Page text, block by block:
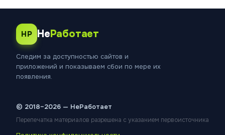
НР НеРаботает
Следим за доступностью сайтов и
приложений и показываем сбои по мере их
появления.
© 2018–2026 — НеРаботает
Перепечатка материалов разрешена с указанием первоисточника